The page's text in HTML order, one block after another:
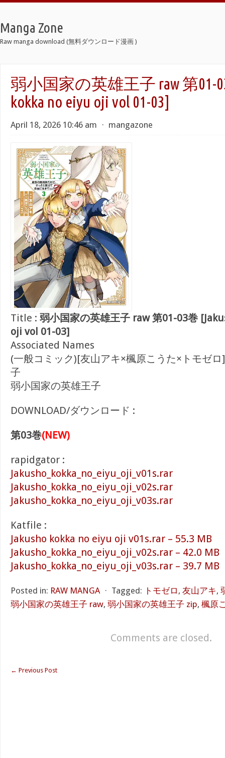
Manga Zone
Raw manga download (無料ダウンロード漫画 )
弱小国家の英雄王子 raw 第01-
kokka no eiyu oji vol 01-03]
April 18, 2026 10:46 am ⋅ mangazone
Title : 弱小国家の英雄王子 raw 第01-03巻
oji vol 01-03]
Associated Names
(一般コミック)[友山アキ×楓原こうた×トモゼ
子
弱小国家の英雄王子
DOWNLOAD/ダウンロード :
第03巻(NEW)
rapidgator :
Jakusho_kokka_no_eiyu_oji_v01s.rar
Jakusho_kokka_no_eiyu_oji_v02s.rar
Jakusho_kokka_no_eiyu_oji_v03s.rar
Katfile :
Jakusho kokka no eiyu oji v01s.rar – 55.3 MB
Jakusho_kokka_no_eiyu_oji_v02s.rar – 42.0 MB
Jakusho_kokka_no_eiyu_oji_v03s.rar – 39.7 MB
Posted in: RAW MANGA ⋅ Tagged: トモゼロ , 友山アキ,
弱小国家の英雄王子 raw, 弱小国家の英雄王子 zip, 楓原
Comments are closed.
← Previous Post